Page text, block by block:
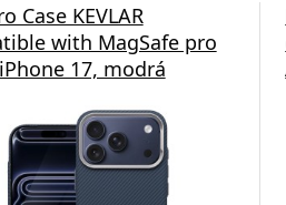
Case KEVLAR
with MagSafe pro
17, modrá